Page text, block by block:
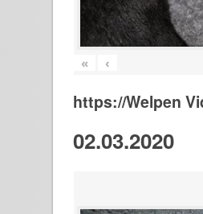
« ‹
https://Welpen
02.03.2020